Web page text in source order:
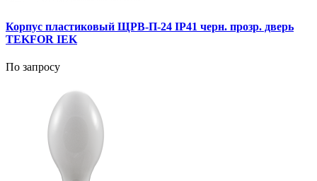
Корпус пластиковый ЩРВ-П-24 IP41 черн. прозр. дверь
TEKFOR IEK
По запросу